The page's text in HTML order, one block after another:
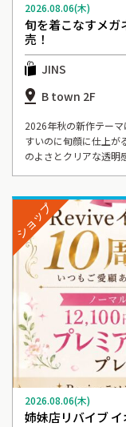
旬を着こなすメガ
売！
2026.08.06(木)
JINS
B town 2F
2026年秋の新作テー
すいのに旬顔に仕上が
のよさとクリアな透
姉妹店リバイブ
ショップ
2026.08.06(木)